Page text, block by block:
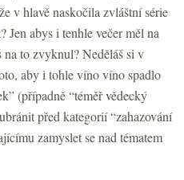
v hlavě naskočila zvláštní série
Jen abys i tenhle večer měl na
to zvyknul? Neděláš si v
aby i tohle víno víno spadlo
(případně “téměř vědecký
před kategorií “zahazování
zamyslet se nad tématem